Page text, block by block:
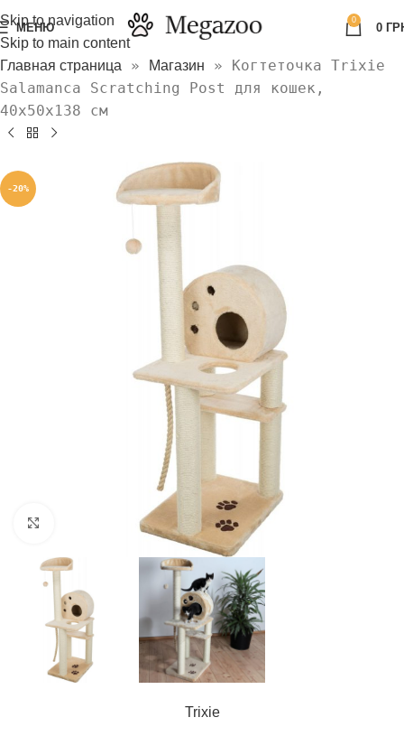
Skip to navigation
Skip to main content
МЕНЮ
0
0
Главная страница » Магазин » Когтеточка Trixie
Salamanca Scratching Post для кошек,
40х50х138 см
-20%
Нажмите, чтобы увеличить
Trixie